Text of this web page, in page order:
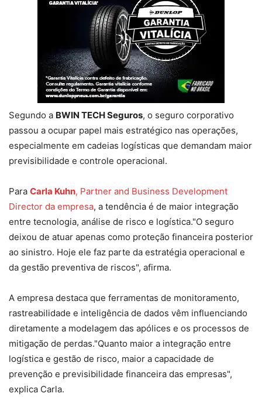
Segundo a BWIN TECH Seguros, o seguro corporativo
passou a ocupar papel mais estratégico nas operações,
especialmente em cadeias logísticas que demandam maior
previsibilidade e controle operacional.
Para Carla Kuhn, Partner and Business Development
Director da empresa, a tendência é de maior integração
entre tecnologia, análise de risco e logística."O seguro
deixou de atuar apenas como proteção financeira posterior
ao sinistro. Hoje ele faz parte da estratégia operacional e
da gestão preventiva de riscos", afirma.
A empresa destaca que ferramentas de monitoramento,
rastreabilidade e inteligência de dados vêm influenciando
diretamente a modelagem das apólices e os processos de
mitigação de perdas."Quanto maior a integração entre
logística e gestão de risco, maior a capacidade de
prevenção e previsibilidade financeira das empresas",
explica Carla.